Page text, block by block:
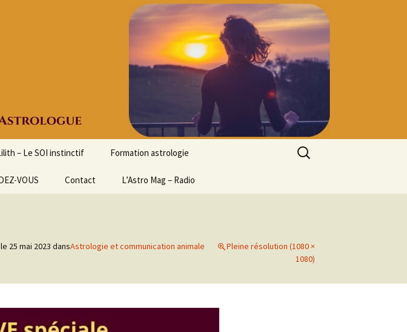
– Le SOI instinctif Formation astrologie
Initiation à l’ASTROLOGIE
Stage découverte
Formation en ligne
VOUS Contact L’Astro Mag – Radio
Rechercher :
25 mai 2023 dansAstrologie et communication animale
Pleine résolution (1080 ×
1080)